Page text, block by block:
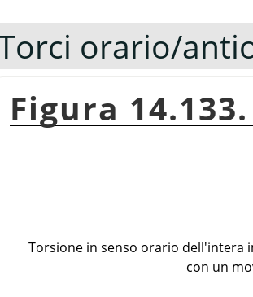
orario/
Figura
Torsione in senso orario dell'intera
con un